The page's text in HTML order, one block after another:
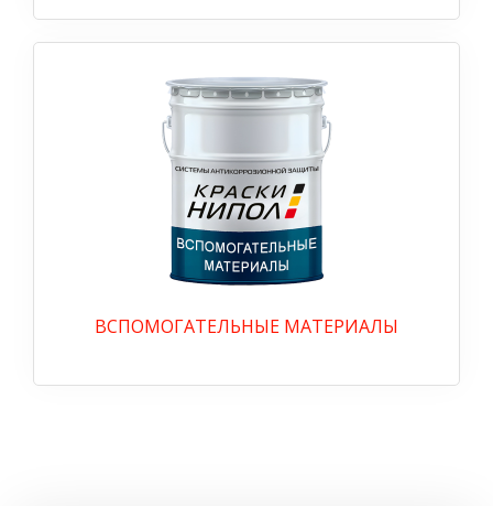
ВСПОМОГАТЕЛЬНЫЕ МАТЕРИАЛЫ